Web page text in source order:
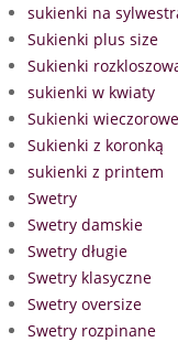
sukienki na
Sukienki plus size
Sukienki
sukienki w kwiaty
Sukienki wieczorowe
Sukienki z koronką
sukienki z printem
Swetry
Swetry damskie
Swetry długie
Swetry klasyczne
Swetry oversize
Swetry rozpinane